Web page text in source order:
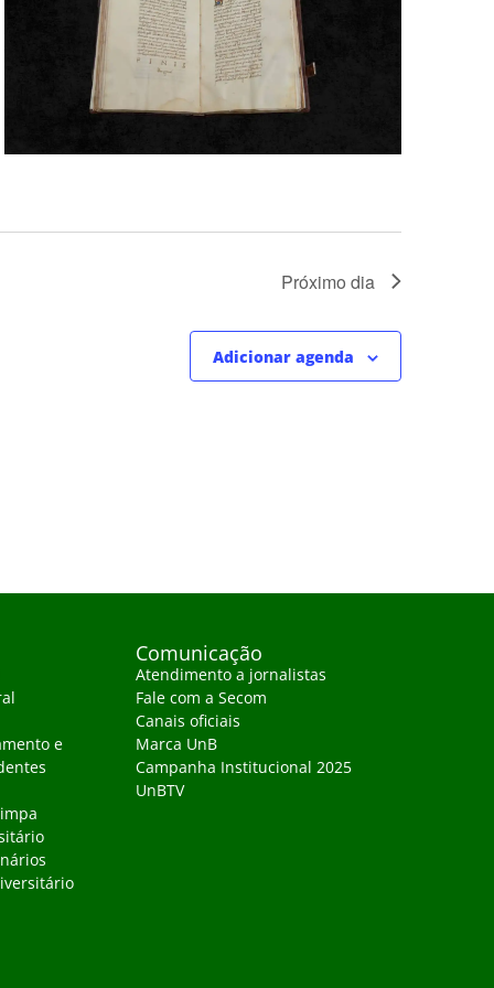
Próximo dia
Adicionar agenda
e
Comunicação
Atendimento a jornalistas
Fale com a Secom
Canais oficiais
Marca UnB
Campanha Institucional 2025
UnBTV